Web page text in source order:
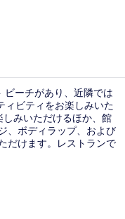
ビーチがあり、近隣では
ィビティをお楽しみいた
みいただけるほか、館
、ボディラップ、および
だけます。レストランで
リゾートにはプールサ
ウナも備わっていま